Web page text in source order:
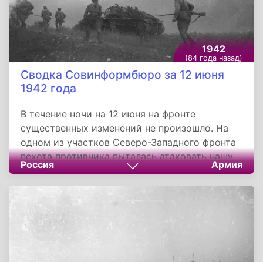
1942
(84 года назад)
Сводка Совинформбюро за 12 июня
1942 года
В течение ночи на 12 июня на фронте
существенных изменений не произошло. На
одном из участков Северо-Западного фронта
пехота противника пыталась атаковать нашу
часть. Метким огнём миномётчиков
командира Лысенкова немцы были рассеяны и
отступили, потеряв до 200 человек убитыми и
ранеными. На другом участке
разведывательный отряд лейтенанта Беренко
миномётного огня ворвался в немецкие
Россия Армия